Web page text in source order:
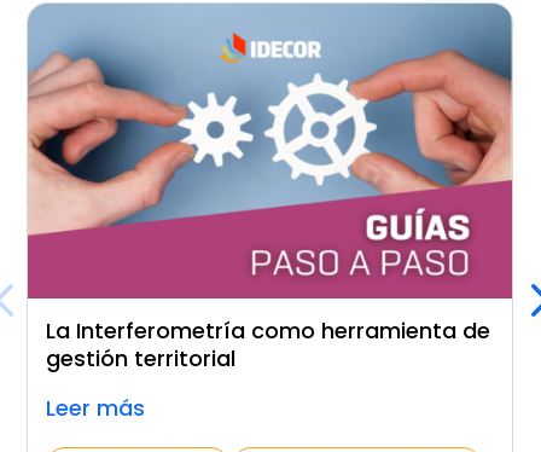
La Interferometría como herramienta de
gestión territorial
Leer más